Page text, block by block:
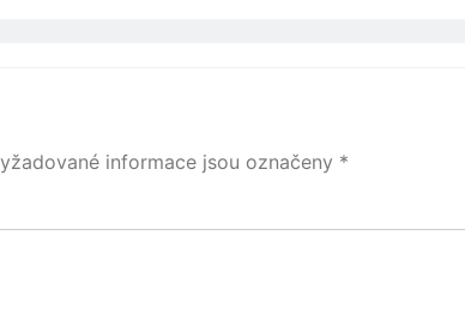
informace jsou označeny *